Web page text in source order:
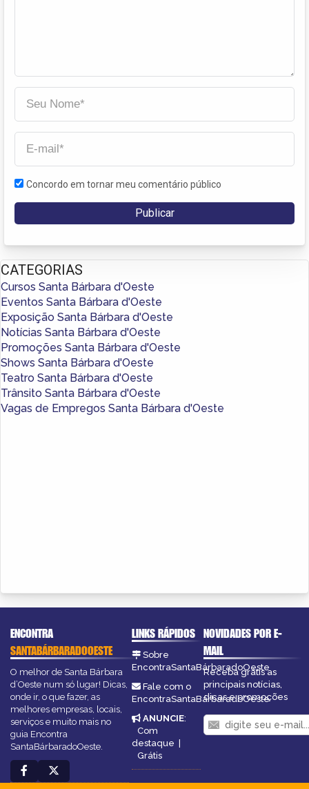
Concordo em tornar meu comentário público
CATEGORIAS
Cursos Santa Bárbara d'Oeste
Eventos Santa Bárbara d'Oeste
Exposição Santa Bárbara d'Oeste
Notícias Santa Bárbara d'Oeste
Promoções Santa Bárbara d'Oeste
Shows Santa Bárbara d'Oeste
Teatro Santa Bárbara d'Oeste
Trânsito Santa Bárbara d'Oeste
Vagas de Empregos Santa Bárbara d'Oeste
ENCONTRA
SANTABÁRBARADOOESTE
O melhor de Santa Bárbara
d’Oeste num só lugar! Dicas,
onde ir, o que fazer, as
melhores empresas, locais,
serviços e muito mais no
guia Encontra
SantaBárbaradoOeste.
LINKS RÁPIDOS
Sobre
EncontraSantaBárbaradoOeste
Fale com o
EncontraSantaBárbaradoOeste
ANUNCIE:
Com
destaque |
Grátis
NOVIDADES POR E-
MAIL
Receba grátis as
principais notícias,
dicas e promoções